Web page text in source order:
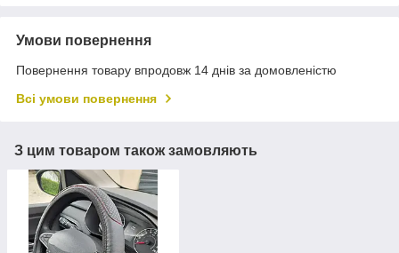
Умови повернення
Повернення товару впродовж 14 днів за домовленістю
Всі умови повернення
З цим товаром також замовляють